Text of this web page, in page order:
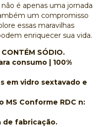
é apenas uma jornada
um compromisso
essas maravilhas
enriquecer sua vida.
SÓDIO.
consumo | 100%
em vidro sextavado e
Conforme RDC n:
de fabricação.